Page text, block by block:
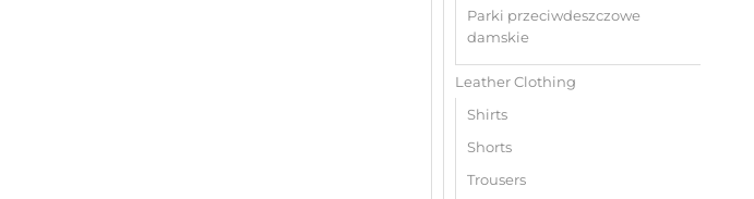
Parki przeciwdeszczowe
damskie
Leather Clothing
Shirts
Shorts
Trousers